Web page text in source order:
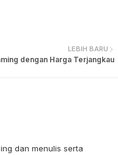
LEBIH BARU
dengan Harga Terjangkau
dan menulis serta